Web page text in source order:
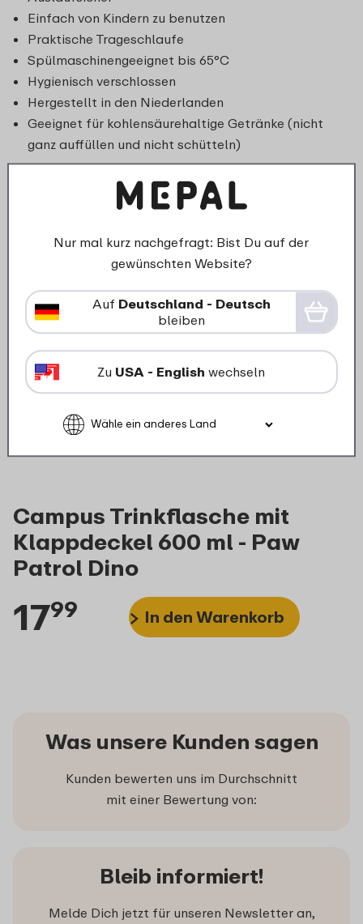
Einfach von Kindern zu benutzen
Praktische Trageschlaufe
Spülmaschinengeeignet bis 65°C
Hygienisch verschlossen
Hergestellt in den Niederlanden
Geeignet für kohlensäurehaltige Getränke (nicht
ganz auffüllen und nicht schütteln)
Campus Trinkflasche mit
Klappdeckel 600 ml - Paw
Patrol Dino
1799 In den Warenkorb
Was unsere Kunden sagen
Kunden bewerten uns im Durchschnitt
mit einer Bewertung von:
Bleib informiert!
Melde Dich jetzt für unseren Newsletter an,
Nur mal kurz nachgefragt: Bist Du auf der
gewünschten Website?
Auf Deutschland - Deutsch
bleiben
Zu USA - English wechseln